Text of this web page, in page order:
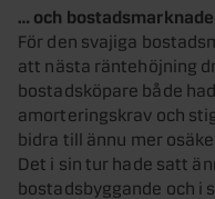
… och
För den svajiga
att nästa räntehöjning
bostadsköpare både
amorteringskrav och
bidra till ännu mer
Det i sin tur hade satt
bostadsbyggande och i